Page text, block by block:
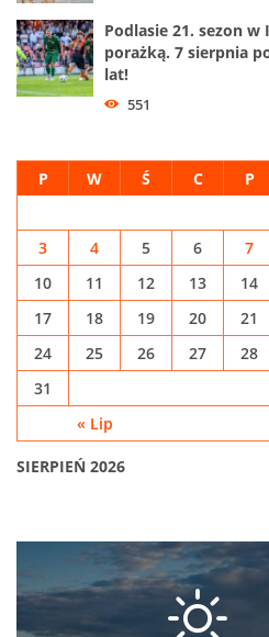
Podlasie 21. sezon w
porażką. 7 sierpnia
lat!
551
SIERPIEŃ 2026
P W Ś C P
« Lip
3
4 5 6 7
10
11 12 13 14
17
18 19 20 21
24
25 26 27 28
31